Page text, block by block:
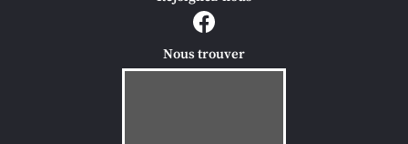
Nous trouver